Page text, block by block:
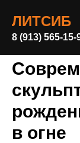
ЛИТСИБ
8 (913) 565-15-
в огне